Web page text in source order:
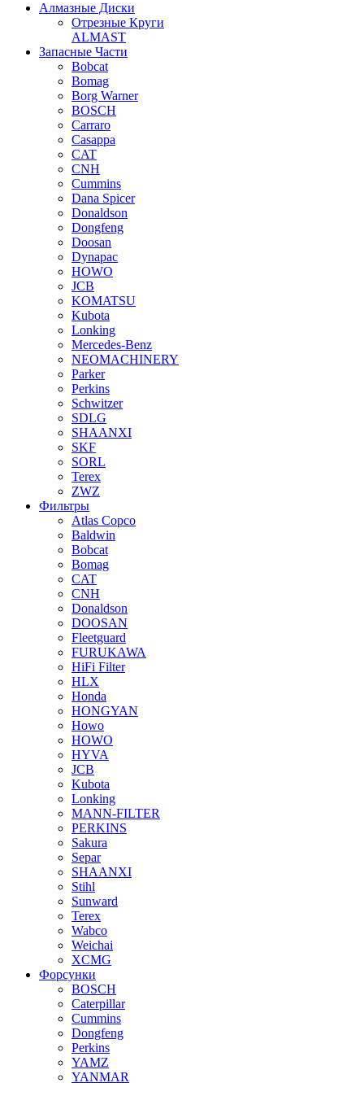
Алмазные Диски
Отрезные Круги
ALMAST
Запасные Части
Bobcat
Bomag
Borg Warner
BOSCH
Carraro
Casappa
CAT
CNH
Cummins
Dana Spicer
Donaldson
Dongfeng
Doosan
Dynapac
HOWO
JCB
KOMATSU
Kubota
Lonking
Mercedes-Benz
NEOMACHINERY
Parker
Perkins
Schwitzer
SDLG
SHAANXI
SKF
SORL
Terex
ZWZ
Фильтры
Atlas Copco
Baldwin
Bobcat
Bomag
CAT
CNH
Donaldson
DOOSAN
Fleetguard
FURUKAWA
HiFi Filter
HLX
Honda
HONGYAN
Howo
HOWO
HYVA
JCB
Kubota
Lonking
MANN-FILTER
PERKINS
Sakura
Separ
SHAANXI
Stihl
Sunward
Terex
Wabco
Weichai
XCMG
Форсунки
BOSCH
Caterpillar
Cummins
Dongfeng
Perkins
YAMZ
YANMAR